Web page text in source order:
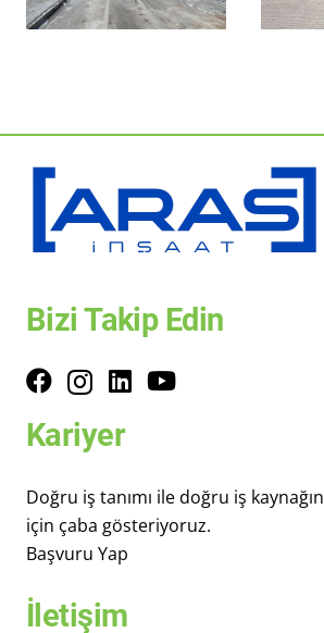
Bizi Takip Edin
Kariyer
Doğru iş tanımı ile doğru iş
için çaba gösteriyoruz.
Başvuru Yap
İletişim